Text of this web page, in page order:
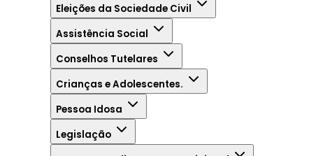
Eleições da Sociedade Civil
Assistência Social
Conselhos Tutelares
Crianças e Adolescentes.
Pessoa Idosa
Legislação